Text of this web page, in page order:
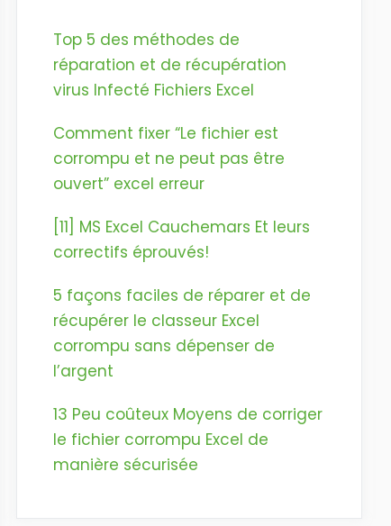
Top 5 des méthodes de
réparation et de récupération
virus Infecté Fichiers Excel
Comment fixer “Le fichier est
corrompu et ne peut pas être
ouvert” excel erreur
[11] MS Excel Cauchemars Et leurs
correctifs éprouvés!
5 façons faciles de réparer et de
récupérer le classeur Excel
corrompu sans dépenser de
l’argent
13 Peu coûteux Moyens de corriger
le fichier corrompu Excel de
manière sécurisée